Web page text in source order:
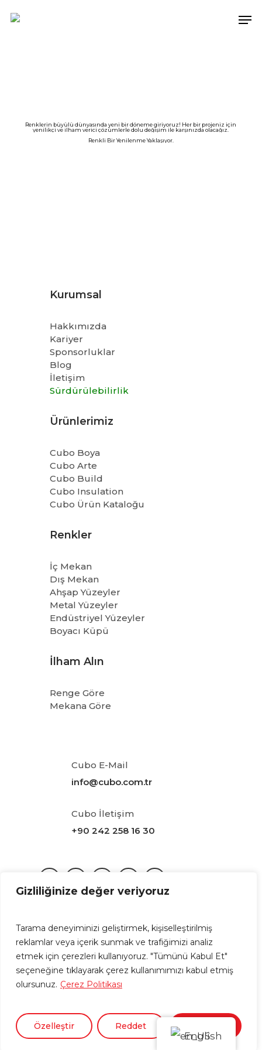
Gizliliğinize değer veriyoruz
Tarama deneyiminizi geliştirmek, kişiselleştirilmiş
reklamlar veya içerik sunmak ve trafiğimizi analiz
etmek için çerezleri kullanıyoruz. "Tümünü Kabul Et"
seçeneğine tıklayarak çerez kullanımımızı kabul etmiş
olursunuz. Çerez Politikası
Özelleştir Reddet
Renklerin büyülü dünyasında yeni bir döneme giriyoruz! Her bir projeniz için
yenilikçi ve ilham verici çözümlerle dolu değişim ile karşınızda olacağız.
Renkli Bir Yenilenme Yaklaşıyor.
Kurumsal
Hakkımızda
Kariyer
Sponsorluklar
Blog
İletişim
Sürdürülebilirlik
Ürünlerimiz
Cubo Boya
Cubo Arte
Cubo Build
Cubo Insulation
Cubo Ürün Kataloğu
Renkler
İç Mekan
Dış Mekan
Ahşap Yüzeyler
Metal Yüzeyler
Endüstriyel Yüzeyler
Boyacı Küpü
İlham Alın
Renge Göre
Mekana Göre
Cubo E-Mail
info@cubo.com.tr
Cubo İletişim
+90 242 258 16 30
KVKK |Gizlilik Politikası
CUBO bir Başergün A.Ş. kuruluşudur © 2024.
Driven bygurukafa.net
English